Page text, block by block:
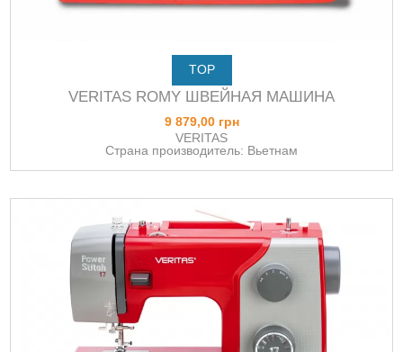
TOP
VERITAS ROMY ШВЕЙНАЯ МАШИНА
9 879,00 грн
VERITAS
Страна производитель: Вьетнам